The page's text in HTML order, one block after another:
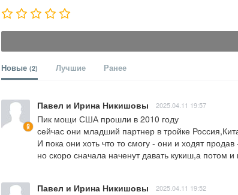
Новые (2) Лучшие Ранее
Павел и Ирина Никишовы 2025.04.11 19:57
Пик мощи США прошли в 2010 году
сейчас они младший партнер в тройке
И пока они хоть что то смогу - они и ходят
но скоро сначала наченут давать кукиш,а потом
Павел и Ирина Никишовы 2025.04.11 19:52